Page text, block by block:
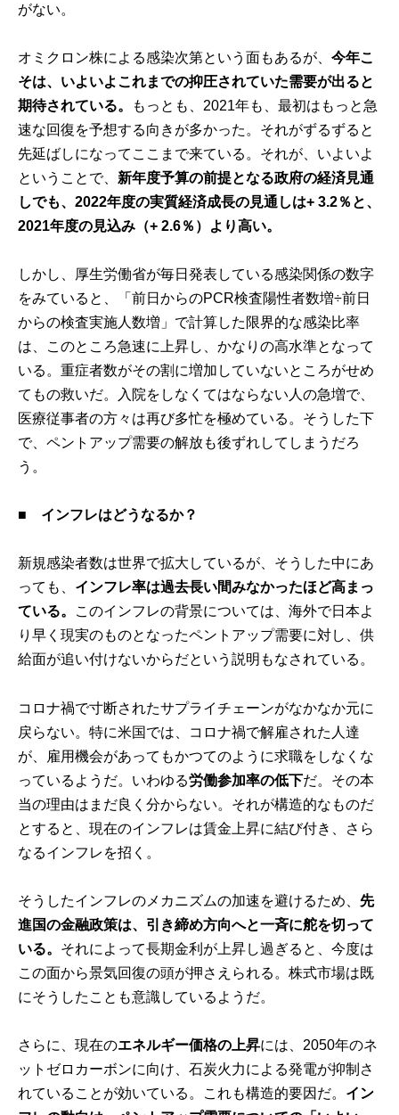
がない。
オミクロン株による感染次第という面もあるが、今年こ
そは、いよいよこれまでの抑圧されていた需要が出ると
期待されている。
もっとも、2021年も、最初はもっと急
速な回復を予想する向きが多かった。それがずるずると
先延ばしになってここまで来ている。それが、いよいよ
ということで、 新年度予算の前提となる政府の経済見通
しでも、2022年度の実質経済成長の見通しは+ 3.2％と、
2021年度の見込み（+ 2.6％）より高い。
しかし、厚生労働省が毎日発表している感染関係の数字
をみていると、「前日からのPCR検査陽性者数増÷前日
からの検査実施人数増」で計算した限界的な感染比率
は、このところ急速に上昇し、かなりの高水準となって
いる。重症者数がその割に増加していないところがせめ
てもの救いだ。入院をしなくてはならない人の急増で、
医療従事者の方々は再び多忙を極めている。そうした下
で、ペントアップ需要の解放も後ずれしてしまうだろ
う。
■ インフレはどうなるか？
新規感染者数は世界で拡大しているが、そうした中にあ
っても、 インフレ率は過去長い間みなかったほど高まっ
ている。
このインフレの背景については、海外で日本よ
り早く現実のものとなったペントアップ需要に対し、供
給面が追い付けないからだという説明もなされている。
コロナ禍で寸断されたサプライチェーンがなかなか元に
戻らない。特に米国では、コロナ禍で解雇された人達
が、雇用機会があってもかつてのように求職をしなくな
っているようだ。いわゆる労働参加率の低下だ。その本
当の理由はまだ良く分からない。それが構造的なものだ
とすると、現在のインフレは賃金上昇に結び付き、さら
なるインフレを招く。
そうしたインフレのメカニズムの加速を避けるため、先
進国の金融政策は、引き締め方向へと一斉に舵を切って
いる。 それによって長期金利が上昇し過ぎると、今度は
この面から景気回復の頭が押さえられる。株式市場は既
にそうしたことも意識しているようだ。
さらに、現在のエネルギー価格の上昇には、2050年のネ
ットゼロカーボンに向け、石炭火力による発電が抑制さ
れていることが効いている。これも構造的要因だ。 イン